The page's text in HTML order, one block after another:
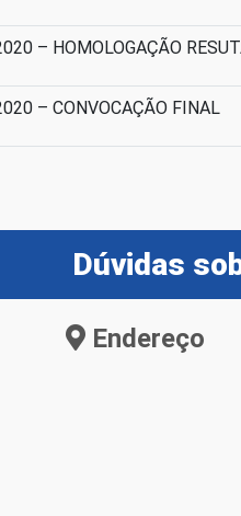
– HOMOLOGAÇÃO
– CONVOCAÇÃO FINAL
Dúvidas
Endereço